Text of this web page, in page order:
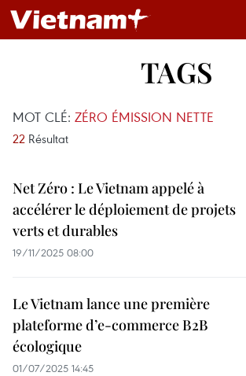
TAGS
MOT CLÉ: ZÉRO ÉMISSION NETTE
22 Résultat
Net Zéro : Le Vietnam appelé à
accélérer le déploiement de projets
verts et durables
19/11/2025 08:00
Le Vietnam lance une première
plateforme d’e-commerce B2B
écologique
01/07/2025 14:45